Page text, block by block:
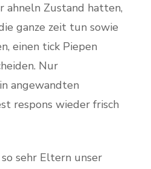
ahneln Zustand hatten,
ganze zeit tun sowie
einen tick Piepen
Nur
angewandten
respons wieder frisch
sehr Eltern unser